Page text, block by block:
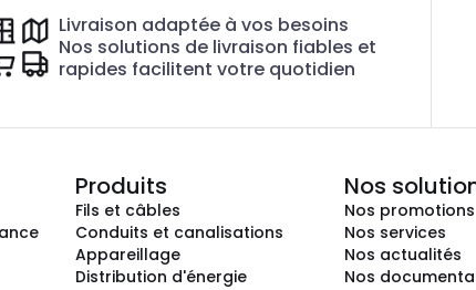
Livraison adaptée à vos besoins
Nos solutions de livraison fiables et
rapides facilitent votre quotidien
Produits
Fils et câbles
Conduits et canalisations
Appareillage
Distribution d'énergie
Nos
Nos promotions
Nos services
Nos actualités
Nos